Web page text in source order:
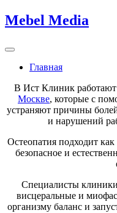
Skip
to
Mebel Media
Главная
В Ист Клиник
Москве, которые с
устраняют причины
и нарушений
Остеопатия подходит
безопасное и
Специалисты
висцеральные и
организму баланс и